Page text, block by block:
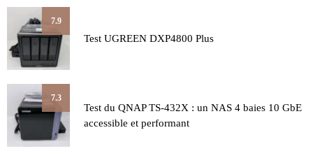
7.9
Test UGREEN DXP4800 Plus
7.3
Test du QNAP TS-432X : un NAS 4 baies 10 GbE
accessible et performant